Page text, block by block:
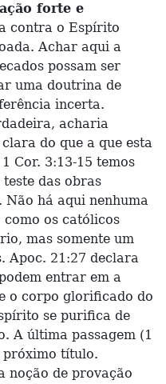
forte e
contra o Espírito
Achar aqui a
possam ser
uma doutrina de
incerta.
acharia
do que a que esta
Cor. 3:13-15 temos
das obras
Não há aqui nenhuma
os católicos
mas somente um
Apoc. 21:27 declara
entrar em a
o corpo glorificado do
se purifica de
A última passagem (1
próximo título.
de provação